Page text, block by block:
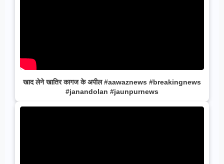
खाद लेने खातिर कागज के अपील #aawaznews #breakingnews
#janandolan #jaunpurnews